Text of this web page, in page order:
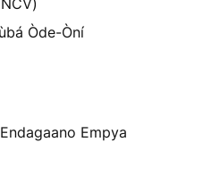
Òde-Òní
Empya